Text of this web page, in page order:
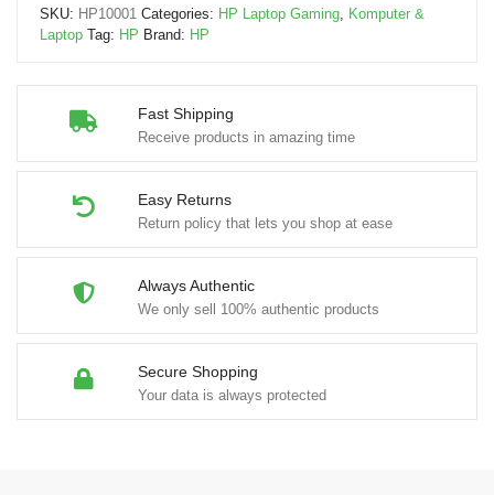
Fast Shipping
Receive products in amazing time
Easy Returns
Return policy that lets you shop at ease
Always Authentic
We only sell 100% authentic products
Secure Shopping
Your data is always protected
SKU: HP10001 Categories: HP Laptop Gaming, Komputer &
Laptop Tag: HP Brand: HP